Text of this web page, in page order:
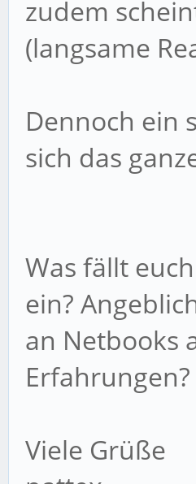
zudem
(langsame
Dennoch ein
sich das
Was fällt
ein?
an Netbooks
Erfahrungen?
Viele Grüße